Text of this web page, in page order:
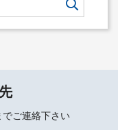
ご連絡下さい